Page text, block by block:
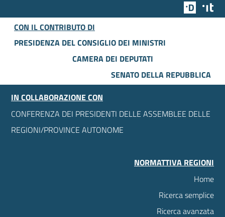
Team
CON IL CONTRIBUTO DI
PRESIDENZA DEL CONSIGLIO DEI MINISTRI
CAMERA DEI DEPUTATI
SENATO DELLA REPUBBLICA
IN COLLABORAZIONE CON
CONFERENZA DEI PRESIDENTI DELLE ASSEMBLEE DELLE
REGIONI/PROVINCE AUTONOME
NORMATTIVA REGIONI
Home
Ricerca semplice
Ricerca avanzata